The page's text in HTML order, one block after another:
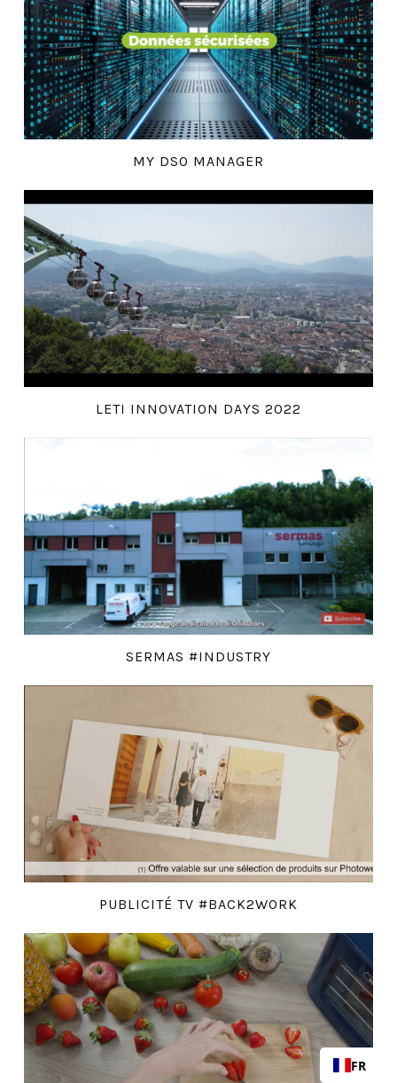
MY DSO MANAGER
LETI INNOVATION DAYS 2022
SERMAS #INDUSTRY
PUBLICITÉ TV #BACK2WORK
FR